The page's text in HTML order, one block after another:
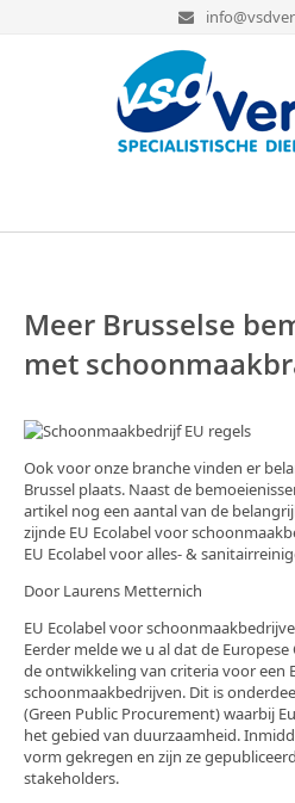
Over VSD Verlaan
Schoonmaak
Glasbewassing
Hoogwerkerverhuur
Vogelwering
Ongediertebestrijding
Schoonmaakartikelen
Contact
Meer Brusselse
met
Ook voor onze branche vinden er
Brussel plaats. Naast de
artikel nog een aantal van de
zijnde EU Ecolabel voor
EU Ecolabel voor alles- &
Door Laurens Metternich
EU Ecolabel voor
Eerder melde we u al dat de
de ontwikkeling van criteria voor een
schoonmaakbedrijven. Dit is
(Green Public Procurement) waarbij
het gebied van duurzaamheid.
vorm gekregen en zijn ze
stakeholders.